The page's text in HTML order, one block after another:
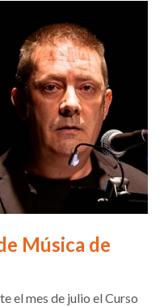
Música de
el mes de julio el Curso